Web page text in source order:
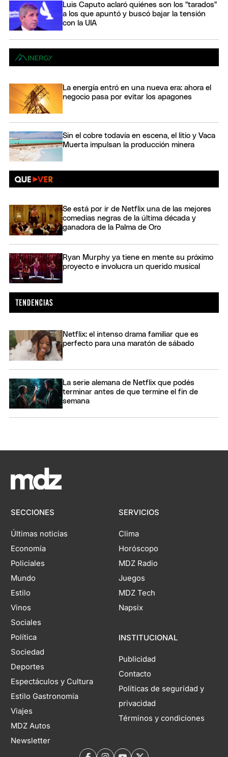
Luis Caputo aclaró quiénes son los "tarados"
a los que apuntó y buscó bajar la tensión
con la UIA
La energía entró en una nueva era: ahora el
negocio pasa por evitar los apagones
Sin el cobre todavía en escena, el litio y Vaca
Muerta impulsan la producción minera
Se está por ir de Netflix una de las mejores
comedias negras de la última década y
ganadora de la Palma de Oro
Ryan Murphy ya tiene en mente su próximo
proyecto e involucra un querido musical
Netflix: el intenso drama familiar que es
perfecto para una maratón de sábado
La serie alemana de Netflix que podés
terminar antes de que termine el fin de
semana
SECCIONES
Últimas noticias
Economía
Policiales
Mundo
Estilo
Vinos
Sociales
Política
Sociedad
Deportes
Espectáculos y Cultura
Estilo Gastronomía
Viajes
MDZ Autos
Newsletter
SERVICIOS
Clima
Horóscopo
MDZ Radio
Juegos
MDZ Tech
Napsix
INSTITUCIONAL
Publicidad
Contacto
Políticas de seguridad y
privacidad
Términos y condiciones